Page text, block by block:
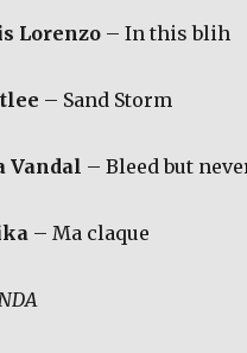
Lorenzo– In this blih
– Sand Storm
Vandal – Bleed but
– Ma claque